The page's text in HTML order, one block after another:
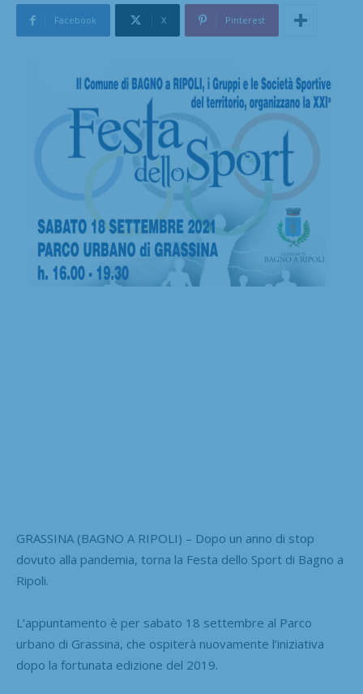
Facebook X Pinterest
GRASSINA (BAGNO A RIPOLI) – Dopo un anno di stop
dovuto alla pandemia, torna la Festa dello Sport di Bagno a
Ripoli.
L’appuntamento è per sabato 18 settembre al Parco
urbano di Grassina, che ospiterà nuovamente l’iniziativa
dopo la fortunata edizione del 2019.